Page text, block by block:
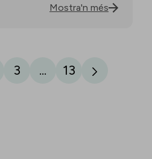
Mostra'n més
3 ... 13